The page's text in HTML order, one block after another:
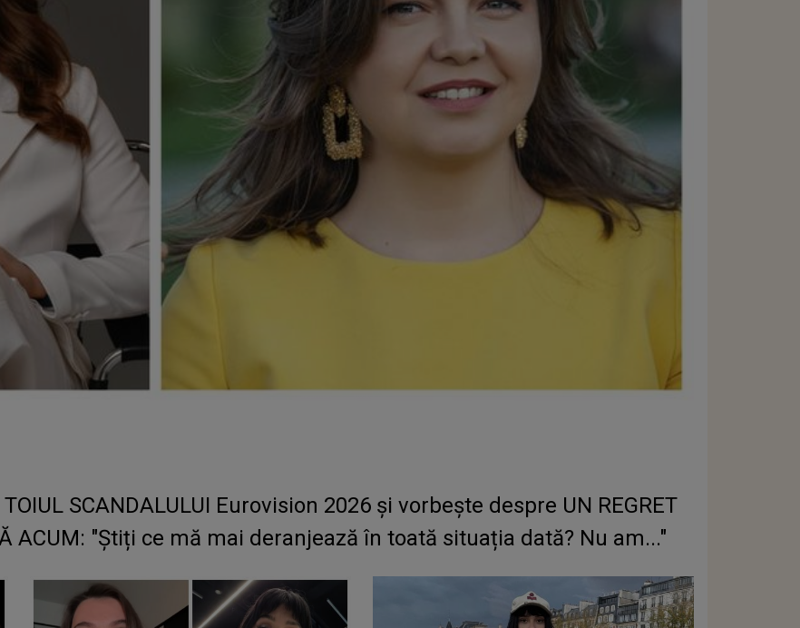
SCANDALULUI Eurovision 2026 și vorbește despre UN REGRET
ACUM: "Știți ce mă mai deranjează în toată situația dată? Nu am..."